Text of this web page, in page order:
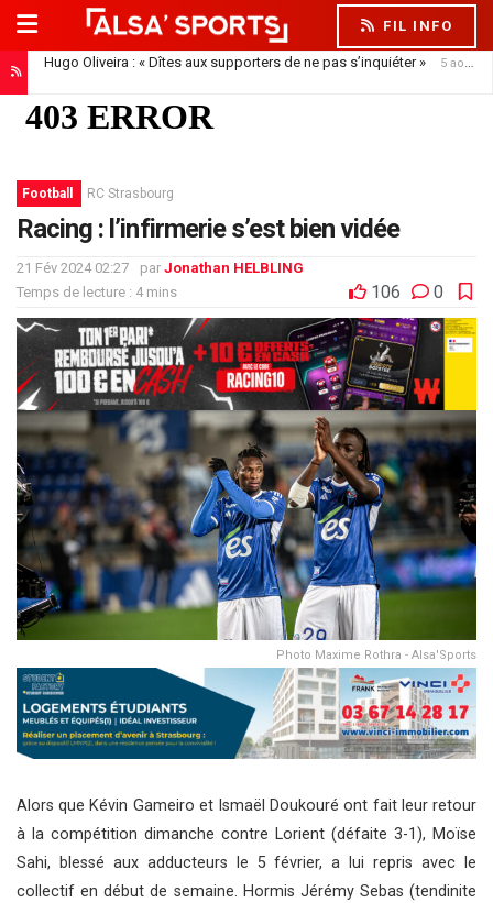
FIL INFO
Hugo Oliveira : « Dîtes aux supporters de ne pas s’inquiéter » 5 août 2026
Football RC Strasbourg
Racing : l’infirmerie s’est bien vidée
21 Fév 2024 02:27 par Jonathan HELBLING
Temps de lecture : 4 mins
106 0
Photo Maxime Rothra - Alsa'Sports
Alors que Kévin Gameiro et Ismaël Doukouré ont fait leur retour
à la compétition dimanche contre Lorient (défaite 3-1), Moïse
Sahi, blessé aux adducteurs le 5 février, a lui repris avec le
collectif en début de semaine. Hormis Jérémy Sebas (tendinite